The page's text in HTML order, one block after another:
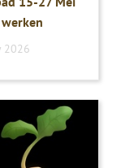
2026